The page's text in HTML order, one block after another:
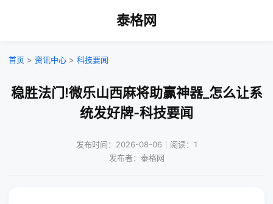
泰格网
首页 > 资讯中心 > 科技要闻
稳胜法门!微乐山西麻将助赢神器_怎么让系
统发好牌-科技要闻
发布时间：2026-08-06｜阅读：1
发布者：泰格网